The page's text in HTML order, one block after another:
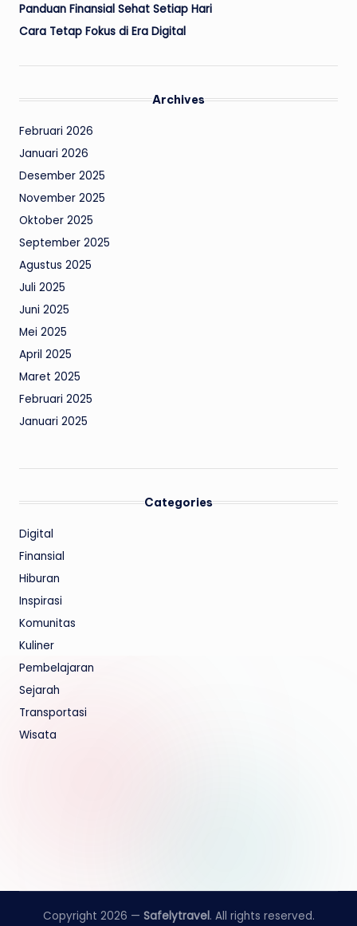
Panduan Finansial Sehat Setiap Hari
Cara Tetap Fokus di Era Digital
Archives
Februari 2026
Januari 2026
Desember 2025
November 2025
Oktober 2025
September 2025
Agustus 2025
Juli 2025
Juni 2025
Mei 2025
April 2025
Maret 2025
Februari 2025
Januari 2025
Categories
Digital
Finansial
Hiburan
Inspirasi
Komunitas
Kuliner
Pembelajaran
Sejarah
Transportasi
Wisata
Copyright 2026 — Safelytravel. All rights reserved.